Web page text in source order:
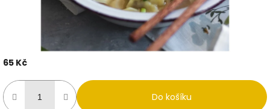
65 Kč
cena:
Do košíku